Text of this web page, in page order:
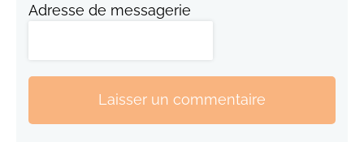
Adresse de messagerie
Laisser un commentaire